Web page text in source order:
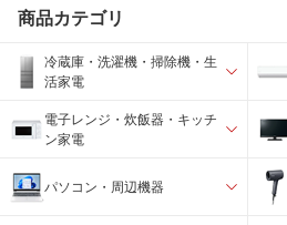
商品カテゴリ
冷蔵庫・洗濯機・掃除機・生
活家電
電子レンジ・炊飯器・キッチ
ン家電
パソコン・周辺機器